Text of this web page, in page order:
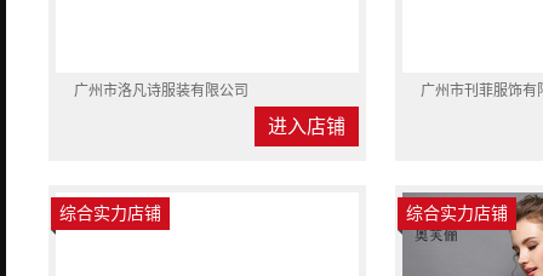
广州市洛凡诗服装有限公司
进入店铺
广州市刊菲服饰有
综合实力店铺 综合实力店铺